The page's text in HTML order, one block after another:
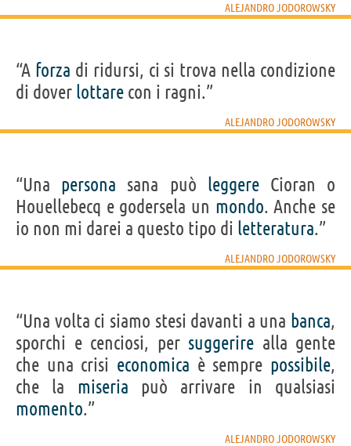
ALEJANDRO JODOROWSKY
“A forza di ridursi, ci si trova nella condizione
di dover lottare con i ragni.”
ALEJANDRO JODOROWSKY
“Una persona sana può leggereCioran o
Houellebecq e godersela un mondo. Anche se
io non mi darei a questo tipo di letteratura.”
ALEJANDRO JODOROWSKY
“Una volta ci siamo stesi davanti a una banca,
sporchi e cenciosi, per suggerire alla gente
che una crisi economica è sempre possibile,
che la miseria può arrivare in qualsiasi
momento.”
ALEJANDRO JODOROWSKY